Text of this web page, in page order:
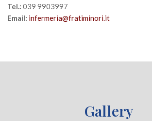
Tel.: 039 9903997
Email: infermeria@fratiminori.it
Gallery